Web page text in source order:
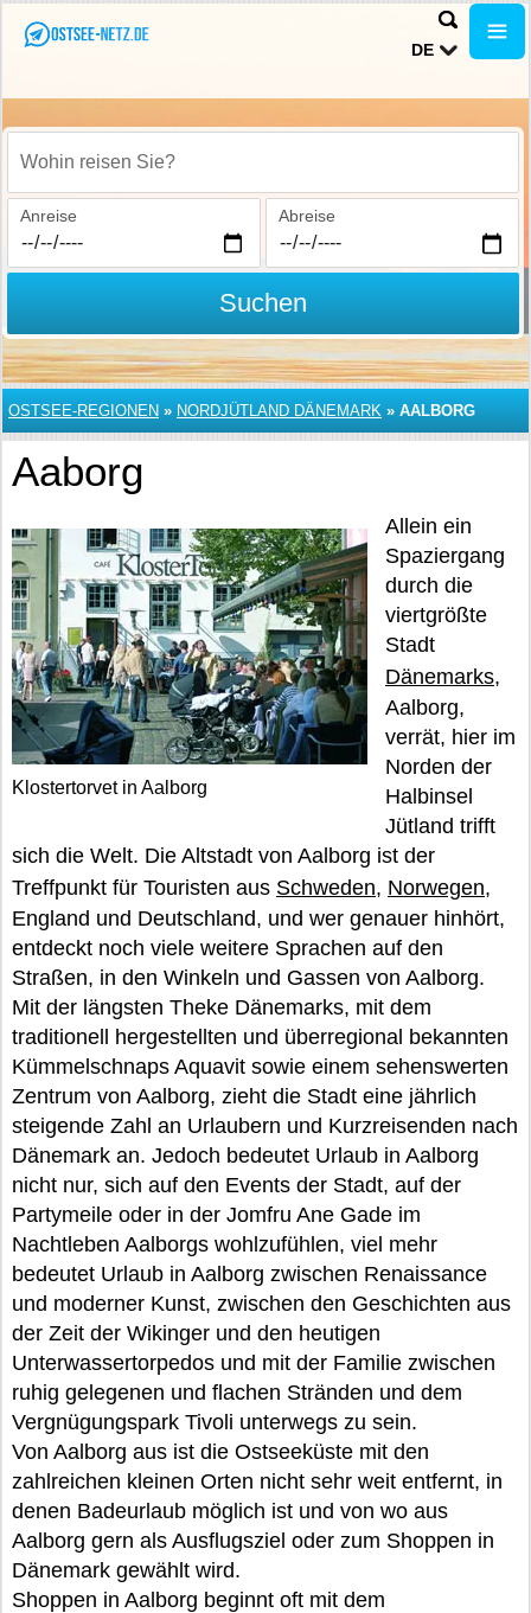
DE
Wohin reisen Sie?
Anreise Abreise
Suchen
OSTSEE-REGIONEN » NORDJÜTLAND DÄNEMARK » AALBORG
Aaborg
Klostertorvet in Aalborg
Allein ein
Spaziergang
durch die
viertgrößte
Stadt
Dänemarks,
Aalborg,
verrät, hier im
Norden der
Halbinsel
Jütland trifft
sich die Welt. Die Altstadt von Aalborg ist der
Treffpunkt für Touristen aus Schweden, Norwegen,
England und Deutschland, und wer genauer hinhört,
entdeckt noch viele weitere Sprachen auf den
Straßen, in den Winkeln und Gassen von Aalborg.
Mit der längsten Theke Dänemarks, mit dem
traditionell hergestellten und überregional bekannten
Kümmelschnaps Aquavit sowie einem sehenswerten
Zentrum von Aalborg, zieht die Stadt eine jährlich
steigende Zahl an Urlaubern und Kurzreisenden nach
Dänemark an. Jedoch bedeutet Urlaub in Aalborg
nicht nur, sich auf den Events der Stadt, auf der
Partymeile oder in der Jomfru Ane Gade im
Nachtleben Aalborgs wohlzufühlen, viel mehr
bedeutet Urlaub in Aalborg zwischen Renaissance
und moderner Kunst, zwischen den Geschichten aus
der Zeit der Wikinger und den heutigen
Unterwassertorpedos und mit der Familie zwischen
ruhig gelegenen und flachen Stränden und dem
Vergnügungspark Tivoli unterwegs zu sein.
Von Aalborg aus ist die Ostseeküste mit den
zahlreichen kleinen Orten nicht sehr weit entfernt, in
denen Badeurlaub möglich ist und von wo aus
Aalborg gern als Ausflugsziel oder zum Shoppen in
Dänemark gewählt wird.
Shoppen in Aalborg beginnt oft mit dem